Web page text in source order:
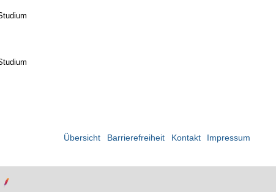
Übersicht Barrierefreiheit Kontakt Impressum